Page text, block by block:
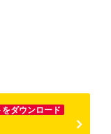
ダウンロード